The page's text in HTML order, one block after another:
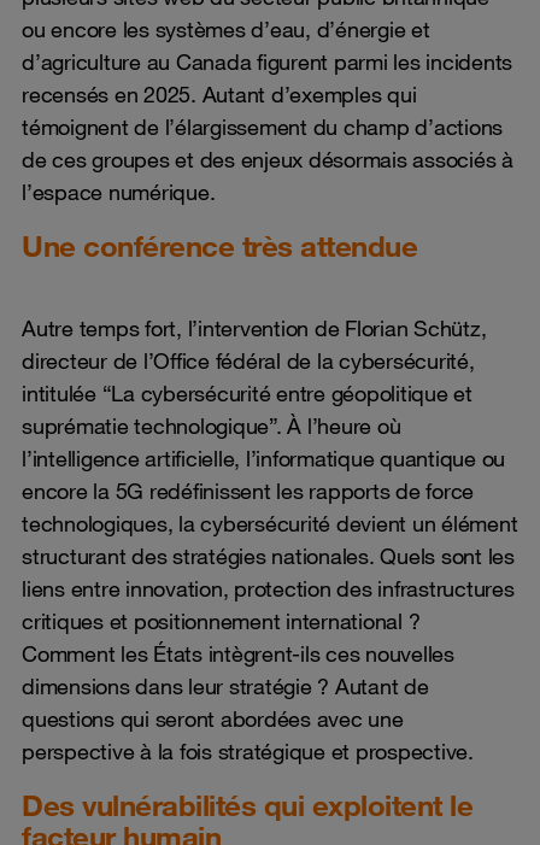
ou encore les systèmes d’eau, d’énergie et
d’agriculture au Canada figurent parmi les incidents
recensés en 2025. Autant d’exemples qui
témoignent de l’élargissement du champ d’actions
de ces groupes et des enjeux désormais associés à
l’espace numérique.
Une conférence très attendue
Autre temps fort, l’intervention de Florian Schütz,
directeur de l’Office fédéral de la cybersécurité,
intitulée “La cybersécurité entre géopolitique et
suprématie technologique”. À l’heure où
l’intelligence artificielle, l’informatique quantique ou
encore la 5G redéfinissent les rapports de force
technologiques, la cybersécurité devient un élément
structurant des stratégies nationales. Quels sont les
liens entre innovation, protection des infrastructures
critiques et positionnement international ?
Comment les États intègrent-ils ces nouvelles
dimensions dans leur stratégie ? Autant de
questions qui seront abordées avec une
perspective à la fois stratégique et prospective.
Des vulnérabilités qui exploitent le
facteur humain